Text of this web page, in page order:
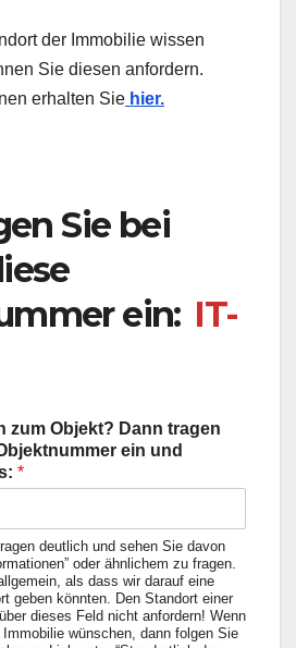
der Immobilie wissen
Sie diesen anfordern.
erhalten Sie hier.
Sie bei
ein: IT-
zum Objekt? Dann tragen
ein und
*
deutlich und sehen Sie davon
oder ähnlichem zu fragen.
als dass wir darauf eine
geben könnten. Den Standort einer
dieses Feld nicht anfordern! Wenn
wünschen, dann folgen Sie